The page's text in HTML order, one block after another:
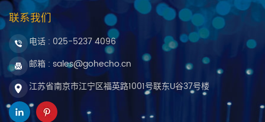
有机硅树脂还是丙烯酸树脂，使用环境都低于180℃，超过
这个温度这些材料就会分解失效。在石油化工/航空航天/激
光加工等特种行业均对光纤的高温特性提出了更高的要求，
所以能突破涂敷层的温度限制，就能大大扩展光纤的应用场
景。 耐高温光纤的重要意义在于其能够在极端高温环境下保
持稳定的传输性能，解决了常规光纤在高温条件下易失效的
问题。这种光纤的出现极大地拓宽了光纤通信的应用领域，
特别是在那些需要长时间在高温环境中工作的场景，如石
联系我们
电话 : 025-5237 4096
邮箱 : sales@gohecho.cn
江苏省南京市江宁区福英路1001号联东U谷37号楼